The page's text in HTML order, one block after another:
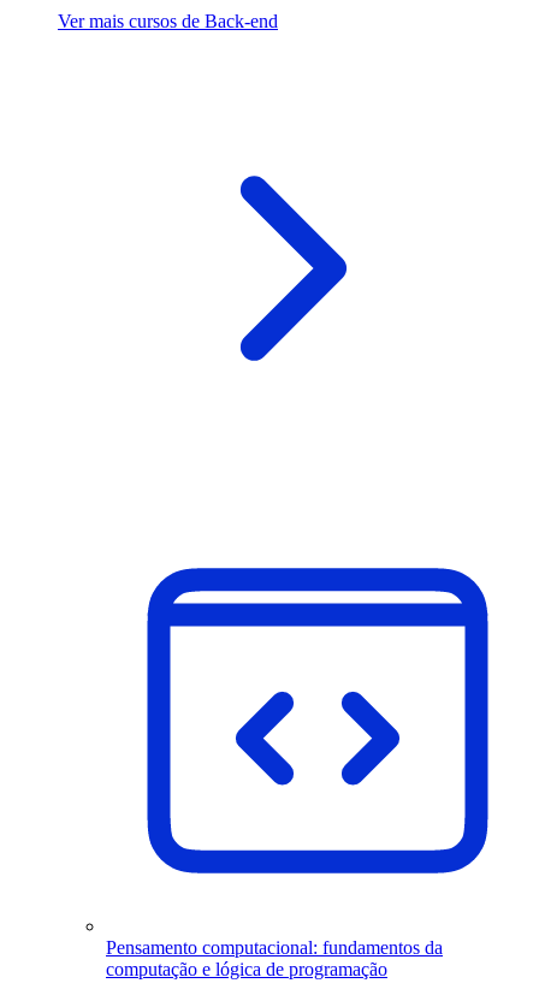
Ver mais cursos de Back-end
Pensamento computacional: fundamentos da
computação e lógica de programação